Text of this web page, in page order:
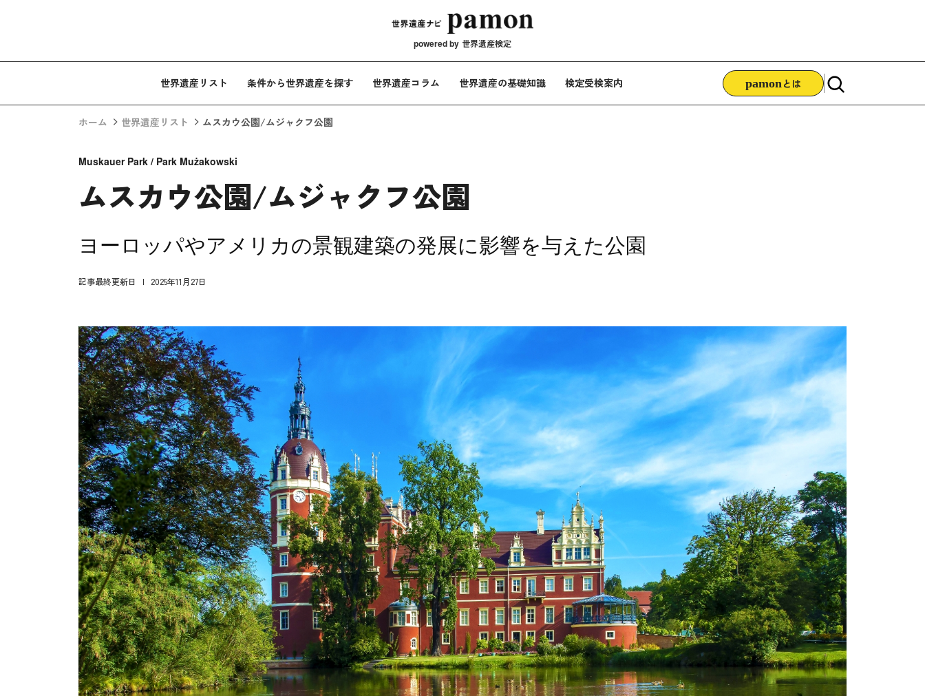
メインナビゲーション
powered by 世界遺産検定
世界遺産リスト 条件から世界遺産を探す 世界遺産コラム 世界遺産の基礎知識 検定受検案内 pamon とは
ホーム 世界遺産リスト ムスカウ公園/ムジャクフ公園
Muskauer Park / Park Mużakowski
ムスカウ公園/ムジャクフ公園
ヨーロッパやアメリカの景観建築の発展に影響を与えた公園
記事最終更新日 2025年11月27日